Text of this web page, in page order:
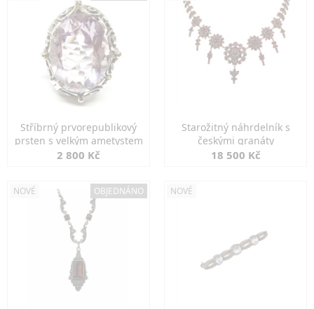
Stříbrný prvorepublikový
prsten s velkým ametystem
2 800 Kč
Starožitný náhrdelník s
českými granáty
18 500 Kč
NOVÉ OBJEDNÁNO NOVÉ